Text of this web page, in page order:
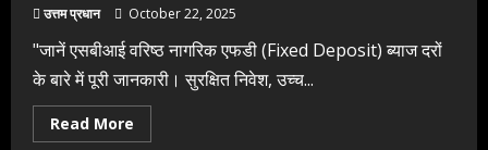
उत्तम प्रधान October 22, 2025
"जानें एसबीआई वरिष्ठ नागरिक एफडी (Fixed Deposit) ब्याज दरों
के बारे में पूरी जानकारी। सुरक्षित निवेश, उच्च...
Read More
more